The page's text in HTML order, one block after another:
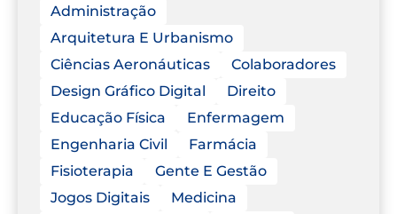
Administração
Arquitetura E Urbanismo
Ciências Aeronáuticas
Colaboradores
Design Gráfico Digital
Direito
Educação Física
Enfermagem
Engenharia Civil
Farmácia
Fisioterapia
Gente E Gestão
Jogos Digitais
Medicina